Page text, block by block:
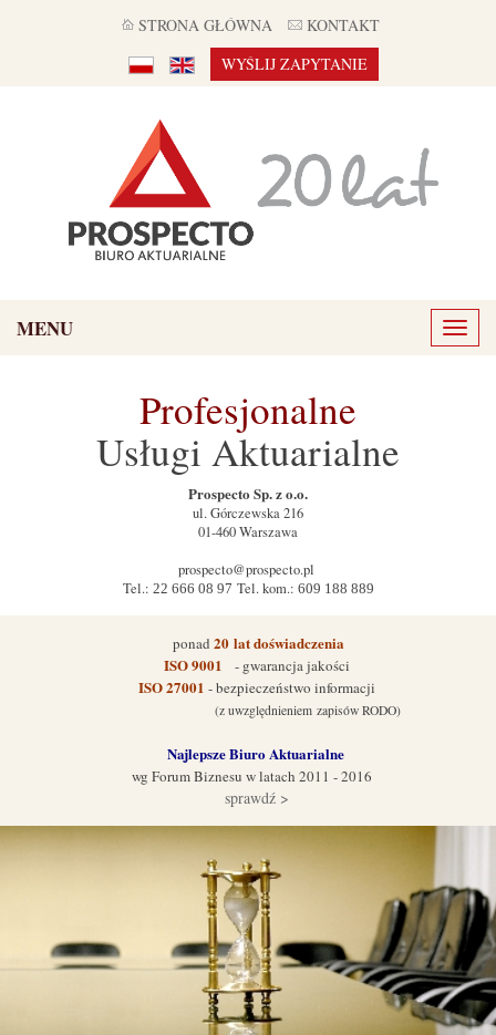
STRONA GŁÓWNA
KONTAKT
WYŚLIJ ZAPYTANIE
MENU
Toggle
Profesjonalne
Usługi Aktuarialne
Prospecto Sp. z o.o.
ul.Górczewska 216
01-460Warszawa
prospecto@prospecto.pl
Tel.: 22 666 08 97 Tel. kom.: 609 188 889
ponad 20lat doświadczenia
ISO 9001 - gwarancja jakości
ISO 27001 - bezpieczeństwo informacji
(z uwzględnieniem zapisów RODO)
Najlepsze Biuro Aktuarialne
wg Forum Biznesu w latach 2011 - 2016
sprawdź >